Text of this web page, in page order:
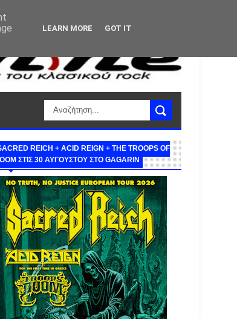
REICH + ACID REIGN + THE TROOPS OF
ΣΤΙΣ 30 ΑΥΓΟΥΣΤΟΥ ΣΤΟ GAGARIN
LEARN MORE GOT IT